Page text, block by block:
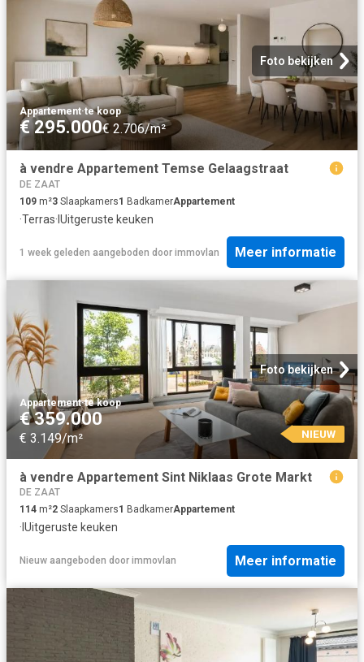
Foto bekijken
Appartement·te koop
€ 295.000€ 2.706/m²
à vendre Appartement Temse Gelaagstraat
DE ZAAT
109 m²3 Slaapkamers1 BadkamerAppartement
·Terras· IUitgeruste keuken
1 week geleden aangeboden door immovlan Meer informatie
Foto bekijken
Appartement·te koop
€ 359.000
€ 3.149/m² NIEUW
à vendre Appartement Sint Niklaas Grote Markt
DE ZAAT
114 m²2 Slaapkamers1 BadkamerAppartement
· IUitgeruste keuken
Nieuw aangeboden door immovlan Meer informatie